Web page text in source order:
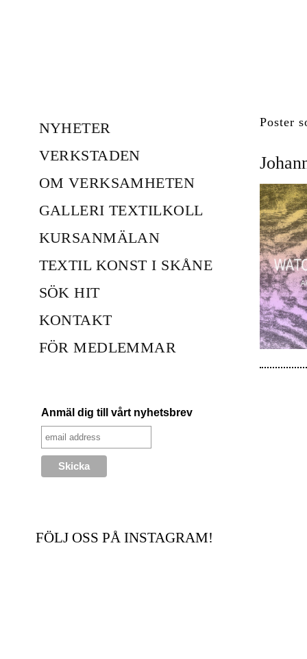
Poster
NYHETER
VERKSTADEN
OM VERKSAMHETEN
GALLERI TEXTILKOLL
KURSANMÄLAN
TEXTIL KONST I SKÅNE
SÖK HIT
KONTAKT
FÖR MEDLEMMAR
Anmäl dig till vårt nyhetsbrev
FÖLJ OSS PÅ INSTAGRAM!